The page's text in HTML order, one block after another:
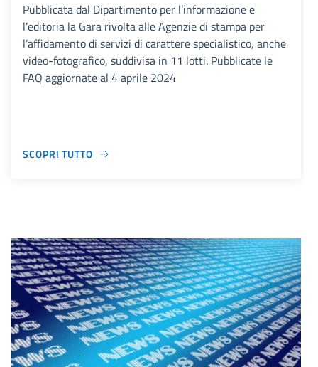
Pubblicata dal Dipartimento per l’informazione e
l’editoria la Gara rivolta alle Agenzie di stampa per
l’affidamento di servizi di carattere specialistico, anche
video-fotografico, suddivisa in 11 lotti. Pubblicate le
FAQ aggiornate al 4 aprile 2024
SCOPRI TUTTO